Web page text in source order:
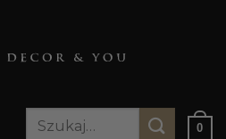
Szukaj:
0